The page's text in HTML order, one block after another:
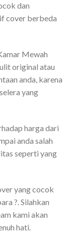
dan
cover berbeda
Mewah
original atau
anda, karena
yang
harga dari
anda salah
seperti yang
yang cocok
?. Silahkan
kami akan
hati.